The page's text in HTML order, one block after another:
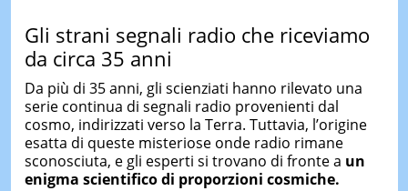
Gli strani segnali radio che riceviamo
da circa 35 anni
Da più di 35 anni, gli scienziati hanno rilevato una
serie continua di segnali radio provenienti dal
cosmo, indirizzati verso la Terra. Tuttavia, l’origine
esatta di queste misteriose onde radio rimane
sconosciuta, e gli esperti si trovano di fronte a un
enigma scientifico di proporzioni cosmiche.